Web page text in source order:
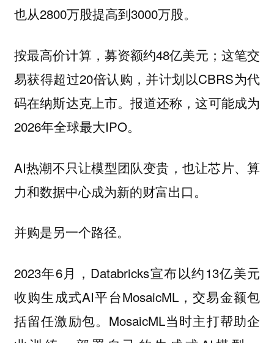
也从2800万股提高到3000万股。
按最高价计算，募资额约48亿美元；这笔交
易获得超过20倍认购，并计划以CBRS为代
码在纳斯达克上市。报道还称，这可能成为
2026年全球最大IPO。
AI热潮不只让模型团队变贵，也让芯片、算
力和数据中心成为新的财富出口。
并购是另一个路径。
2023年6月，Databricks宣布以约13亿美元
收购生成式AI平台MosaicML，交易金额包
括留任激励包。MosaicML当时主打帮助企